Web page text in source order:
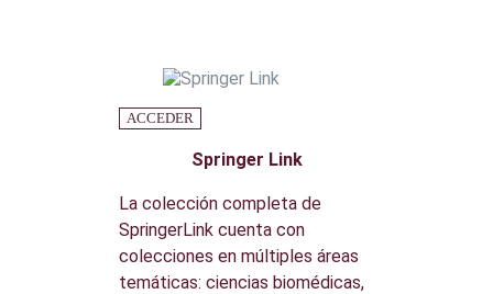
ACCEDER
Springer Link
La colección completa de
SpringerLink cuenta con
colecciones en múltiples áreas
temáticas: ciencias biomédicas,